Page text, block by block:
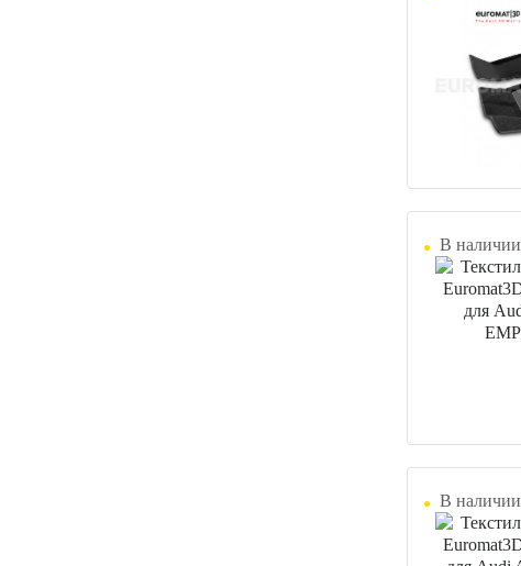
В наличии
В наличии